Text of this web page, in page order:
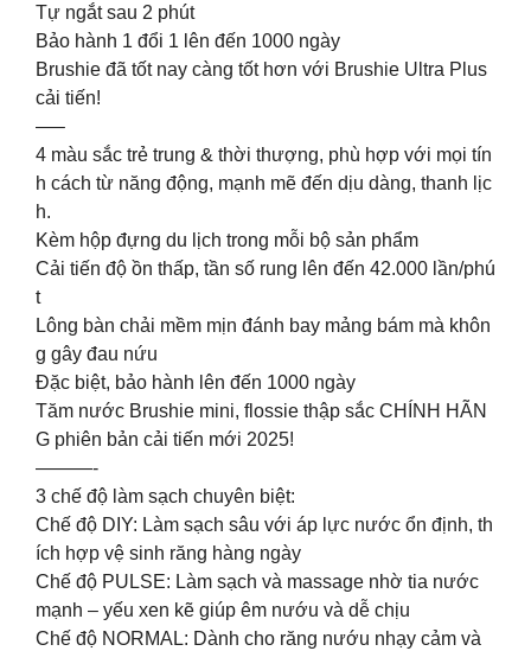
Tự ngắt sau 2 phút
Bảo hành 1 đổi 1 lên đến 1000 ngày
Brushie đã tốt nay càng tốt hơn với Brushie Ultra Plus
cải tiến!
—–
4 màu sắc trẻ trung & thời thượng, phù hợp với mọi tín
h cách từ năng động, mạnh mẽ đến dịu dàng, thanh lịc
h.
Kèm hộp đựng du lịch trong mỗi bộ sản phẩm
Cải tiến độ ồn thấp, tần số rung lên đến 42.000 lần/phú
t
Lông bàn chải mềm mịn đánh bay mảng bám mà khôn
g gây đau nứu
Đặc biệt, bảo hành lên đến 1000 ngày
Tăm nước Brushie mini, flossie thập sắc CHÍNH HÃN
G phiên bản cải tiến mới 2025!
———-
3 chế độ làm sạch chuyên biệt:
Chế độ DIY: Làm sạch sâu với áp lực nước ổn định, th
ích hợp vệ sinh răng hàng ngày
Chế độ PULSE: Làm sạch và massage nhờ tia nước
mạnh – yếu xen kẽ giúp êm nướu và dễ chịu
Chế độ NORMAL: Dành cho răng nướu nhạy cảm và